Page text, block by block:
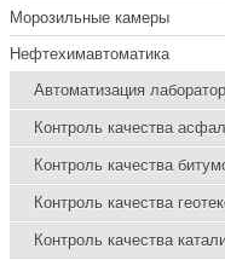
Морозильные камеры
Нефтехимавтоматика
Автоматизация
Контроль качества
Контроль качества
Контроль качества
Контроль качества